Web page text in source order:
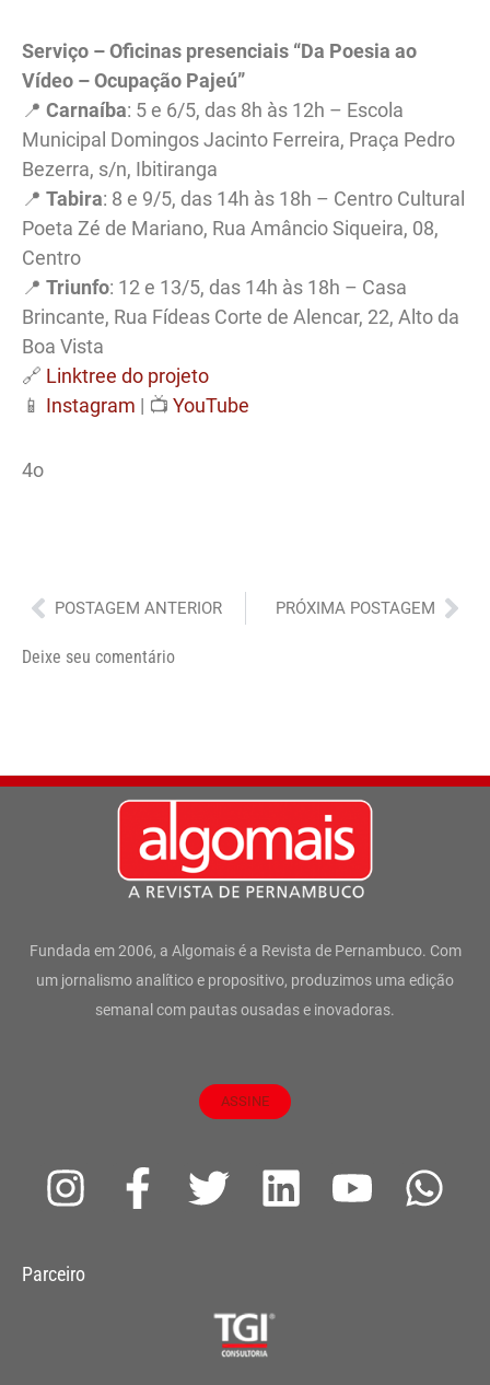
Serviço – Oficinas presenciais “Da Poesia ao
Vídeo – Ocupação Pajeú”
📍 Carnaíba: 5 e 6/5, das 8h às 12h – Escola
Municipal Domingos Jacinto Ferreira, Praça Pedro
Bezerra, s/n, Ibitiranga
📍 Tabira: 8 e 9/5, das 14h às 18h – Centro Cultural
Poeta Zé de Mariano, Rua Amâncio Siqueira, 08,
Centro
📍 Triunfo: 12 e 13/5, das 14h às 18h – Casa
Brincante, Rua Fídeas Corte de Alencar, 22, Alto da
Boa Vista
🔗 Linktree do projeto
📱 Instagram | 📺 YouTube
4o
Anterior
POSTAGEM ANTERIOR PRÓXIMA POSTAGEM
Deixe seu comentário
Fundada em 2006, a Algomais é a Revista de Pernambuco. Com
um jornalismo analítico e propositivo, produzimos uma edição
semanal com pautas ousadas e inovadoras.
ASSINE
I
s
F
a
T
t
L
Y
W
Parceiro